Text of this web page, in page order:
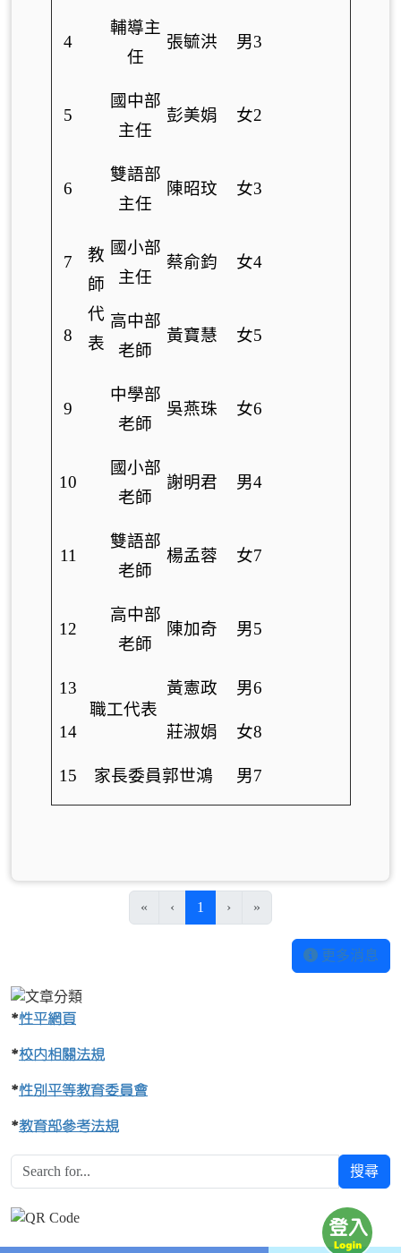
教
師
代
表
4
輔導主
任
張毓洪 男3
5
國中部
主任
彭美娟 女2
6
雙語部
主任
陳昭玟 女3
7
國小部
主任
蔡俞鈞 女4
8
高中部
老師
黃寶慧 女5
9
中學部
老師
吳燕珠 女6
10
國小部
老師
謝明君 男4
11
雙語部
老師
楊孟蓉 女7
12
高中部
老師
陳加奇 男5
13
職工代表
黃憲政 男6
14 莊淑娟 女8
15 家長委員郭世鴻 男7
« ‹ 1 (目前頁次)
› »
更多消息
*性平網頁
*校內相關法規
*性別平等教育委員會
*教育部參考法規
搜尋